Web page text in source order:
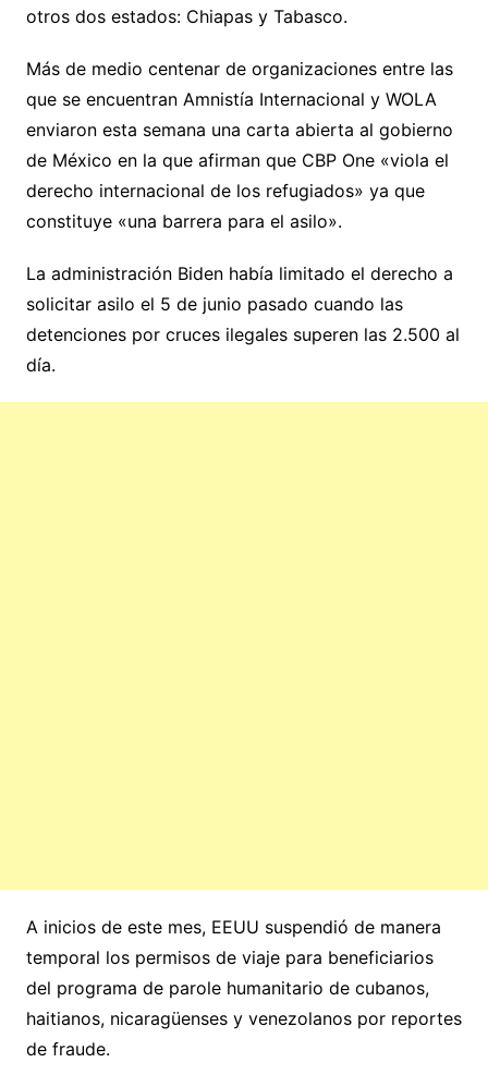
otros dos estados: Chiapas y Tabasco.
Más de medio centenar de organizaciones entre las
que se encuentran Amnistía Internacional y WOLA
enviaron esta semana una carta abierta al gobierno
de México en la que afirman que CBP One «viola el
derecho internacional de los refugiados» ya que
constituye «una barrera para el asilo».
La administración Biden había limitado el derecho a
solicitar asilo el 5 de junio pasado cuando las
detenciones por cruces ilegales superen las 2.500 al
día.
A inicios de este mes, EEUU suspendió de manera
temporal los permisos de viaje para beneficiarios
del programa de parole humanitario de cubanos,
haitianos, nicaragüenses y venezolanos por reportes
de fraude.